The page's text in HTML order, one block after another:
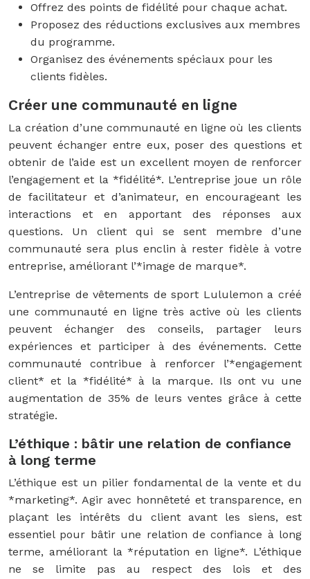
Offrez des points de fidélité pour chaque achat.
Proposez des réductions exclusives aux membres
du programme.
Organisez des événements spéciaux pour les
clients fidèles.
Créer une communauté en ligne
La création d’une communauté en ligne où les clients
peuvent échanger entre eux, poser des questions et
obtenir de l’aide est un excellent moyen de renforcer
l’engagement et la *fidélité*. L’entreprise joue un rôle
de facilitateur et d’animateur, en encourageant les
interactions et en apportant des réponses aux
questions. Un client qui se sent membre d’une
communauté sera plus enclin à rester fidèle à votre
entreprise, améliorant l’*image de marque*.
L’entreprise de vêtements de sport Lululemon a créé
une communauté en ligne très active où les clients
peuvent échanger des conseils, partager leurs
expériences et participer à des événements. Cette
communauté contribue à renforcer l’*engagement
client* et la *fidélité* à la marque. Ils ont vu une
augmentation de 35% de leurs ventes grâce à cette
stratégie.
L’éthique : bâtir une relation de confiance
à long terme
L’éthique est un pilier fondamental de la vente et du
*marketing*. Agir avec honnêteté et transparence, en
plaçant les intérêts du client avant les siens, est
essentiel pour bâtir une relation de confiance à long
terme, améliorant la *réputation en ligne*. L’éthique
ne se limite pas au respect des lois et des